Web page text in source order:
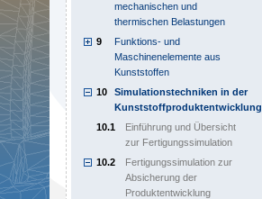
mechanischen und
thermischen Belastungen
9
Funktions- und
Maschinenelemente aus
Kunststoffen
10
Simulationstechniken in der
Kunststoffproduktentwicklung
10.1
Einführung und Übersicht
zur Fertigungssimulation
10.2
Fertigungssimulation zur
Absicherung der
Produktentwicklung